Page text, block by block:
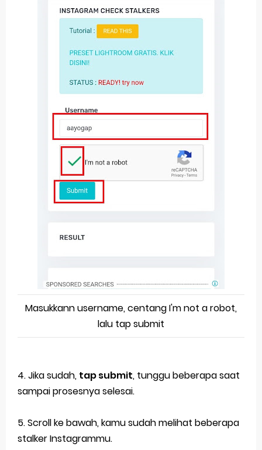
Masukkann username, centang I'm not a robot,
lalu tap submit
4. Jika sudah, tap submit, tunggu beberapa saat
sampai prosesnya selesai.
5. Scroll ke bawah, kamu sudah melihat beberapa
stalker Instagrammu.